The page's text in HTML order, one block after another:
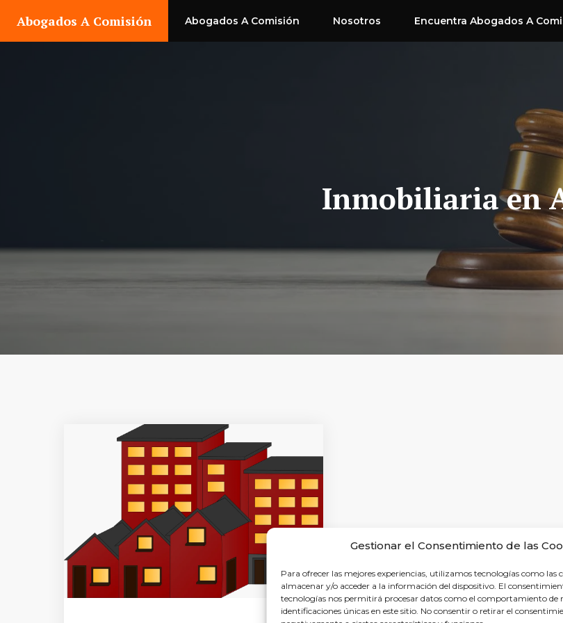
Gestionar el Consentimiento de las
Para ofrecer las mejores experiencias, utilizamos tecnologías como las
almacenar y/o acceder a la información del dispositivo. El
tecnologías nos permitirá procesar datos como el comportamiento de
identificaciones únicas en este sitio. No consentir o retirar el
Abogados A Comisión Abogados A Comisión Nosotros Encuentra Abogados A
Inmobiliaria en